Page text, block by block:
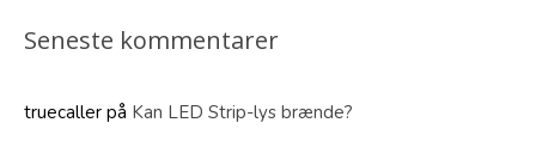
Seneste kommentarer
truecaller på Kan LED Strip-lys brænde?